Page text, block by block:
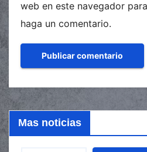
web en este navegador
haga un comentario.
Mas noticias